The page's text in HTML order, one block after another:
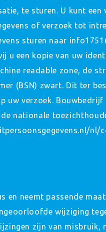
te sturen. U kunt een
of verzoek tot
sturen naar
u een kopie van uw
readable zone, de
(BSN) zwart. Dit ter
uw verzoek.
nationale
nl/
en neemt passende
wijziging
zijn van misbruik,